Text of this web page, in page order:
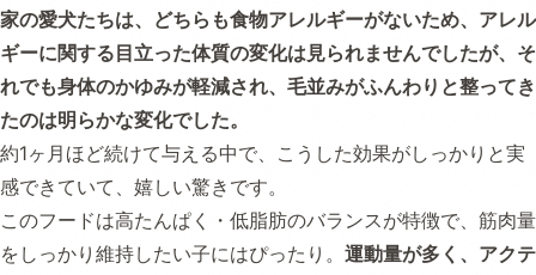
家の愛犬たちは、どちらも食物アレルギーがないため、アレル
ギーに関する目立った体質の変化は見られませんでしたが、そ
れでも身体のかゆみが軽減され、毛並みがふんわりと整ってき
たのは明らかな変化でした。
約1ヶ月ほど続けて与える中で、こうした効果がしっかりと実
感できていて、嬉しい驚きです。
このフードは高たんぱく・低脂肪のバランスが特徴で、筋肉量
をしっかり維持したい子にはぴったり。 運動量が多く、アクテ